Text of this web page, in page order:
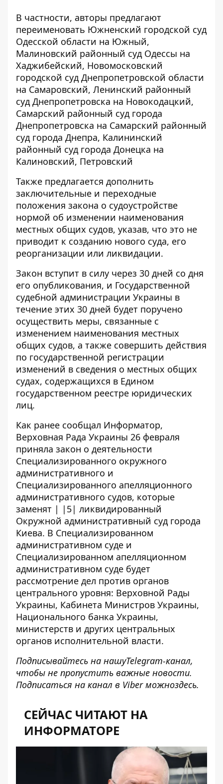
В частности, авторы предлагают
переименовать Южненский городской суд
Одесской области на Южный,
Малиновский районный суд Одессы на
Хаджибейский, Новомосковский
городской суд Днепропетровской области
на Самаровский, Ленинский районный
суд Днепропетровска на Новокодацкий,
Самарский районный суд города
Днепропетровска на Самарский районный
суд города Днепра, Калининский
районный суд города Донецка на
Калиновский, Петровский
Также предлагается дополнить
заключительные и переходные
положения закона о судоустройстве
нормой об изменении наименования
местных общих судов, указав, что это не
приводит к созданию нового суда, его
реорганизации или ликвидации.
Закон вступит в силу через 30 дней со дня
его опубликования, и Государственной
судебной администрации Украины в
течение этих 30 дней будет поручено
осуществить меры, связанные с
изменением наименования местных
общих судов, а также совершить действия
по государственной регистрации
изменений в сведения о местных общих
судах, содержащихся в Едином
государственном реестре юридических
лиц.
Как ранее сообщал Информатор,
Верховная Рада Украины 26 февраля
приняла закон о деятельности
Специализированного окружного
административного и
Специализированного апелляционного
административного судов, которые
заменят | |5| ликвидированный
Окружной административный суд города
Киева. В Специализированном
административном суде и
Специализированном апелляционном
административном суде будет
рассмотрение дел против органов
центрального уровня: Верховной Рады
Украины, Кабинета Министров Украины,
Национального банка Украины,
министерств и других центральных
органов исполнительной власти.
Подписывайтесь на нашуTelegram-канал,
чтобы не пропустить важные новости.
Подписаться на канал в Viber можноздесь.
СЕЙЧАС ЧИТАЮТ НА
ИНФОРМАТОРЕ